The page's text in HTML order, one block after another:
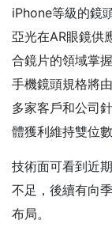
iPhone等級的鏡
亞光在AR眼鏡供
合鏡片的領域掌
手機鏡頭規格將
多家客戶和公司
體獲利維持雙位數
技術面可看到近
不足，後續有向
布局。